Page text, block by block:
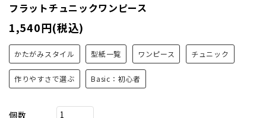
フラットチュニックワンピース
1,540円(税込)
かたがみスタイル 型紙一覧 ワンピース チュニック
作りやすさで選ぶ Basic：初心者
個数